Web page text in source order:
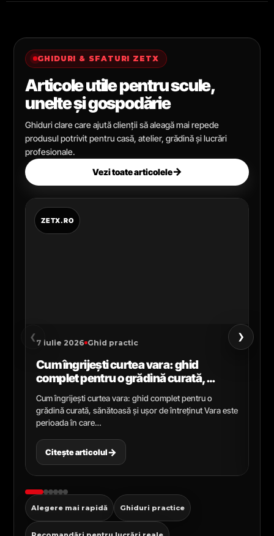
GHIDURI & SFATURI ZETX
Articole utile pentru scule,
unelte și gospodărie
Ghiduri clare care ajută clienții să aleagă mai repede
produsul potrivit pentru casă, atelier, grădină și lucrări
profesionale.
Vezi toate articolele→
‹ 7 iulie 2026 Ghid practic
Cum îngrijești curtea vara: ghid
complet pentru o grădină curată,
sănătoasă și ușor de întreținut
Cum îngrijești curtea vara: ghid complet pentru o
grădină curată, sănătoasă și ușor de întreținut Vara este
perioada în care…
Citește articolul→
›
Alegere mai rapidă Ghiduri practice